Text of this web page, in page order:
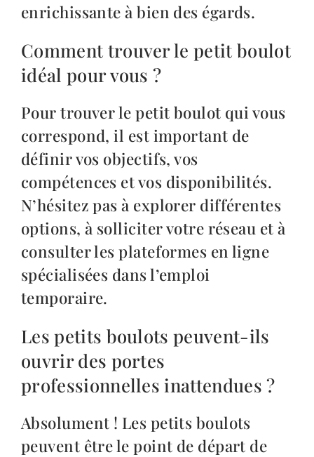
enrichissante à bien des égards.
Comment trouver le petit boulot
idéal pour vous ?
Pour trouver le petit boulot qui vous
correspond, il est important de
définir vos objectifs, vos
compétences et vos disponibilités.
N’hésitez pas à explorer différentes
options, à solliciter votre réseau et à
consulter les plateformes en ligne
spécialisées dans l’emploi
temporaire.
Les petits boulots peuvent-ils
ouvrir des portes
professionnelles inattendues ?
Absolument ! Les petits boulots
peuvent être le point de départ de